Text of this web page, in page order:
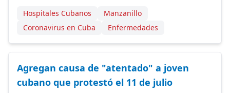
Hospitales Cubanos
Manzanillo
Coronavirus en Cuba
Enfermedades
Agregan causa de "atentado" a joven
cubano que protestó el 11 de julio